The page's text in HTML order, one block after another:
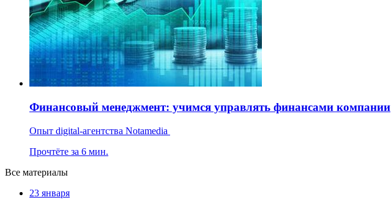
Финансовый менеджмент: учимся управлять финансами компании
Опыт digital-агентства Notamedia
Прочтёте за 6 мин.
Все материалы
23 января